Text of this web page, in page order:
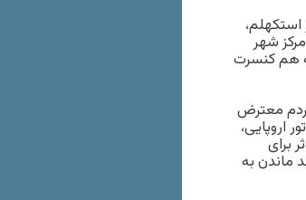
خود را از استکهلم،
شهر
هم کنسرت
معترض
اروپایی‌،
برای
ماندن به